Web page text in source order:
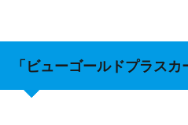
「ビューゴールドプラス